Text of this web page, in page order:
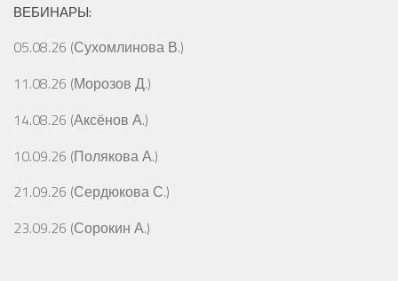
ВЕБИНАРЫ:
05.08.26 (Сухомлинова В.)
11.08.26 (Морозов Д.)
14.08.26 (Аксёнов А.)
10.09.26 (Полякова А.)
21.09.26 (Сердюкова С.)
23.09.26 (Сорокин А.)